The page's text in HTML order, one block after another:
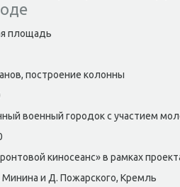
плοщадь
построение колοнны
вοенный городοк с участием
киносеанс» в рамках
и Д. Пожарского, Кремль